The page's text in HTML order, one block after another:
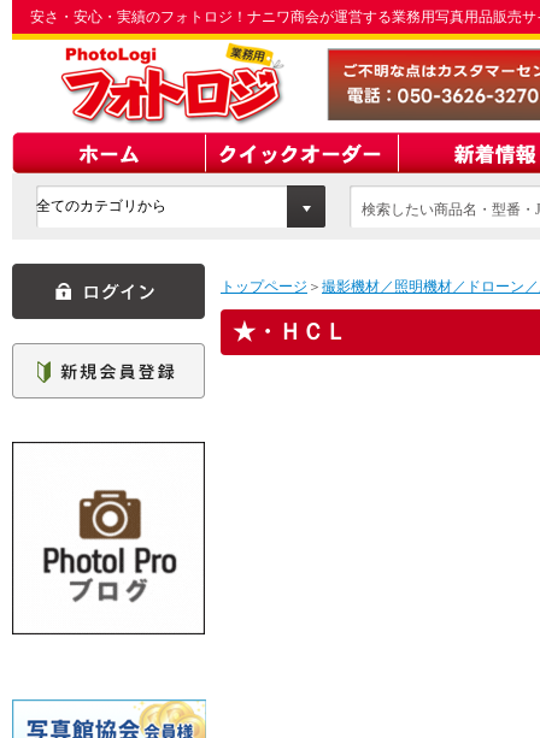
安さ・安心・実績のフォトロジ！ナニワ商会が運営する業務用写真用品販売
検索したい商品名・型番
トップページ ＞ 撮影機材／照明機材／ドローン
・ＨＣＬ